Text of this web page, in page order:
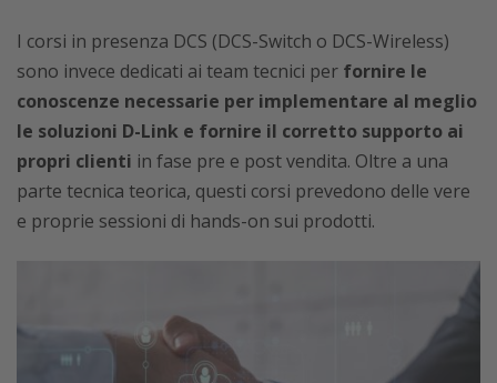
I corsi in presenza DCS (DCS-Switch o DCS-Wireless)
sono invece dedicati ai team tecnici per fornire le
conoscenze necessarie per implementare al meglio
le soluzioni D-Link e fornire il corretto supporto ai
propri clienti in fase pre e post vendita. Oltre a una
parte tecnica teorica, questi corsi prevedono delle vere
e proprie sessioni di hands-on sui prodotti.